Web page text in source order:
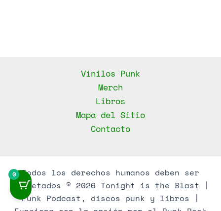
Vinilos Punk
Merch
Libros
Mapa del Sitio
Contacto
Todos los derechos humanos deben ser
respetados © 2026 Tonight is the Blast |
Punk Podcast, discos punk y libros |
0